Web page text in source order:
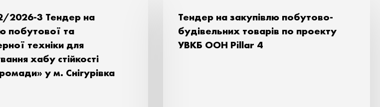
2026-3 Тендер на
побутової та
техніки для
хабу стійкості
у м. Снігурівка
Тендер на закупівлю побутово-
будівельних товарів по проекту
УВКБ ООН Pillar 4